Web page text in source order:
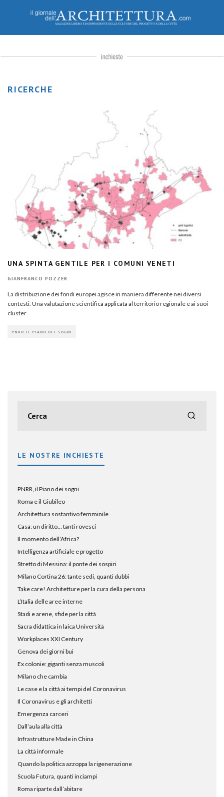
RICERCHE
UNA SPINTA GENTILE PER I COMUNI VENETI
GIANFRANCO POZZER
La distribuzione dei fondi europei agisce in maniera differente nei diversi
contesti. Una valutazione scientifica applicata al territorio regionale e ai suoi
cluster
PNRR IL PIANO DEI SOGNI
LE NOSTRE INCHIESTE
PNRR, il Piano dei sogni
Roma e il Giubileo
Architettura sostantivo femminile
Casa: un diritto… tanti rovesci
Il momento dell’Africa?
Intelligenza artificiale e progetto
Stretto di Messina: il ponte dei sospiri
Milano Cortina 26: tante sedi, quanti dubbi
Take care! Architetture per la cura della persona
L’Italia delle aree interne
Stadi e arene, sfide per la città
Sacra didattica in laica Università
Workplaces XXI Century
Genova dei giorni bui
Ex colonie: giganti senza muscoli
Milano che cambia
Le case e la città ai tempi del Coronavirus
Il Coronavirus e gli architetti
Emergenza carceri
Dall’aula alla città
Infrastrutture Made in China
La città informale
Quando la politica azzoppa la rigenerazione
Scuola Futura, quanti inciampi
Roma riparte dall’abitare